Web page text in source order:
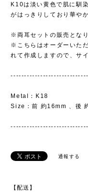
K10は淡い黄色で肌に馴
がはっきりしており華や
※両耳セットの販売となり
※こちらはオーダーいた
れて作成しますので、サ
Metal：K18
Size：前 約16mm 、後
通報する
【配送】